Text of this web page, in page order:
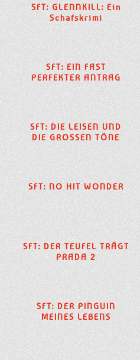
SFT: GLENNKILL: Ein
Schafskrimi
SFT: EIN FAST
PERFEKTER ANTRAG
SFT: DIE LEISEN UND
DIE GROSSEN TÖNE
SFT: NO HIT WONDER
SFT: DER TEUFEL TRÄGT
PRADA 2
SFT: DER PINGUIN
MEINES LEBENS